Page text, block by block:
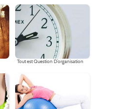
Tout est Question D’organisation